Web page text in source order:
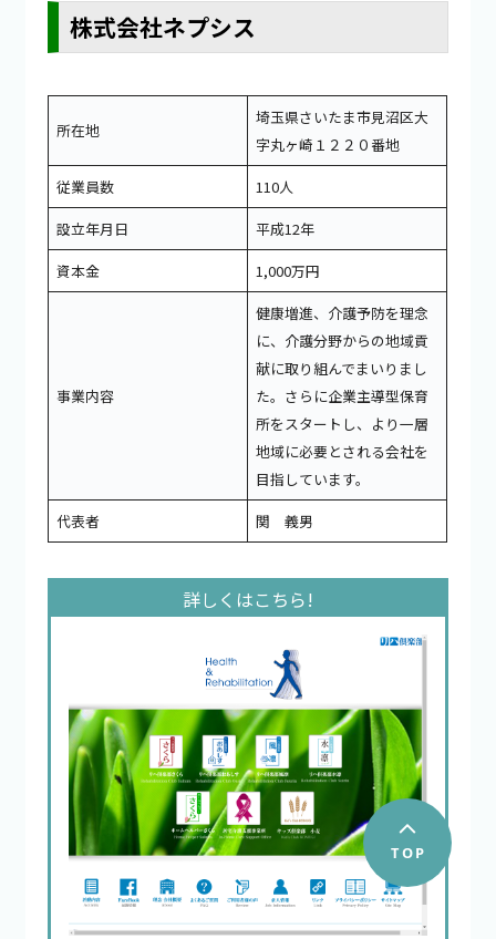
株式会社ネプシス
所在地
埼玉県さいたま市見沼区大
字丸ヶ崎１２２０番地
従業員数
110人
設立年月日
平成12年
資本金
1,000万円
事業内容
健康増進、介護予防を理念
に、介護分野からの地域貢
献に取り組んでまいりまし
た。さらに企業主導型保育
所をスタートし、より一層
地域に必要とされる会社を
目指しています。
代表者
関 義男